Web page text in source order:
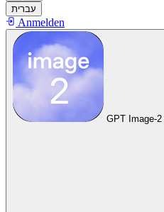
עברית
Anmelden
GPT Image-2